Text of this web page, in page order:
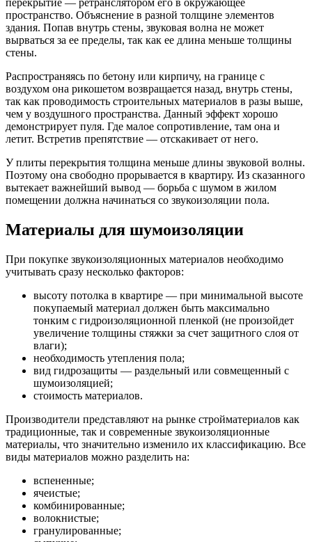
перекрытие — ретранслятором его в окружающее
пространство. Объяснение в разной толщине элементов
здания. Попав внутрь стены, звуковая волна не может
вырваться за ее пределы, так как ее длина меньше толщины
стены.
Распространяясь по бетону или кирпичу, на границе с
воздухом она рикошетом возвращается назад, внутрь стены,
так как проводимость строительных материалов в разы выше,
чем у воздушного пространства. Данный эффект хорошо
демонстрирует пуля. Где малое сопротивление, там она и
летит. Встретив препятствие — отскакивает от него.
У плиты перекрытия толщина меньше длины звуковой волны.
Поэтому она свободно прорывается в квартиру. Из сказанного
вытекает важнейший вывод — борьба с шумом в жилом
помещении должна начинаться со звукоизоляции пола.
Материалы для шумоизоляции
При покупке звукоизоляционных материалов необходимо
учитывать сразу несколько факторов:
высоту потолка в квартире — при минимальной высоте
покупаемый материал должен быть максимально
тонким с гидроизоляционной пленкой (не произойдет
увеличение толщины стяжки за счет защитного слоя от
влаги);
необходимость утепления пола;
вид гидрозащиты — раздельный или совмещенный с
шумоизоляцией;
стоимость материалов.
Производители представляют на рынке стройматериалов как
традиционные, так и современные звукоизоляционные
материалы, что значительно изменило их классификацию. Все
виды материалов можно разделить на:
вспененные;
ячеистые;
комбинированные;
волокнистые;
гранулированные;